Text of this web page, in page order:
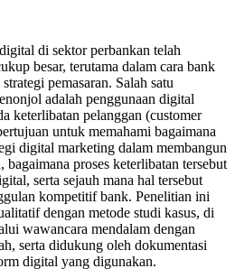
di sektor perbankan telah
besar, terutama dalam cara bank
pemasaran. Salah satu
adalah penggunaan digital
keterlibatan pelanggan (customer
untuk memahami bagaimana
digital marketing dalam membangun
bagaimana proses keterlibatan tersebut
serta sejauh mana hal tersebut
kompetitif bank. Penelitian ini
dengan metode studi kasus, di
wawancara mendalam dengan
serta didukung oleh dokumentasi
digital yang digunakan.